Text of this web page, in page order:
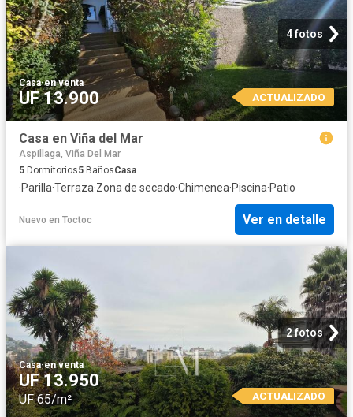
4 fotos
Casa·en venta
UF 13.900 ACTUALIZADO
Casa en Viña del Mar
Aspillaga, Viña Del Mar
5 Dormitorios5 BañosCasa
·Parilla·Terraza·Zona de secado·Chimenea·Piscina·Patio
Nuevo en Toctoc Ver en detalle
2 fotos
Casa·en venta
UF 13.950
UF 65/m² ACTUALIZADO